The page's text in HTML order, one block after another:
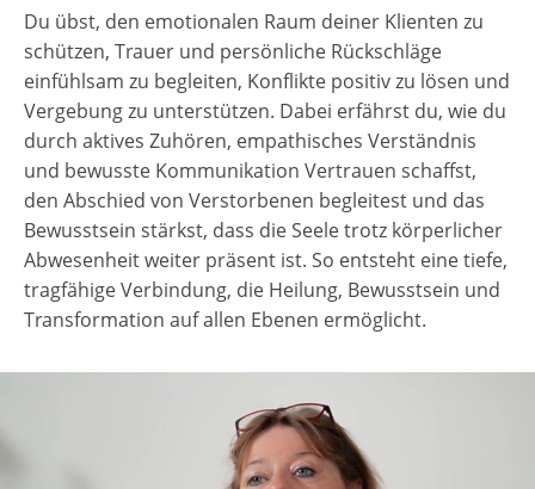
Du übst, den emotionalen Raum deiner Klienten zu
schützen, Trauer und persönliche Rückschläge
einfühlsam zu begleiten, Konflikte positiv zu lösen und
Vergebung zu unterstützen. Dabei erfährst du, wie du
durch aktives Zuhören, empathisches Verständnis
und bewusste Kommunikation Vertrauen schaffst,
den Abschied von Verstorbenen begleitest und das
Bewusstsein stärkst, dass die Seele trotz körperlicher
Abwesenheit weiter präsent ist. So entsteht eine tiefe,
tragfähige Verbindung, die Heilung, Bewusstsein und
Transformation auf allen Ebenen ermöglicht.